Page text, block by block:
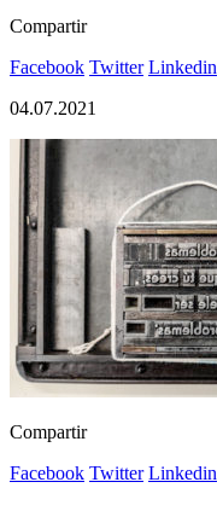
Compartir
Facebook Twitter Linkedin
04.07.2021
Compartir
Facebook Twitter Linkedin